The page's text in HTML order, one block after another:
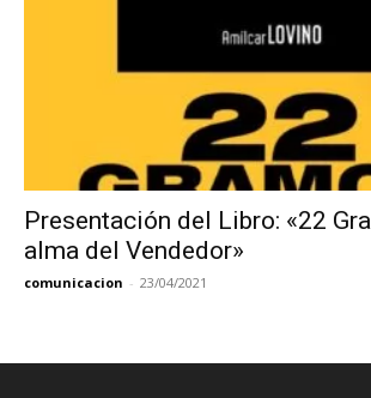
Presentación del Libro: «22
alma del Vendedor»
comunicacion - 23/04/2021